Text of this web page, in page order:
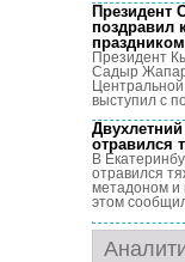
Президент
поздравил
Президент
Садыр
выступил с
отравился
В
отравился
метадоном и
этом